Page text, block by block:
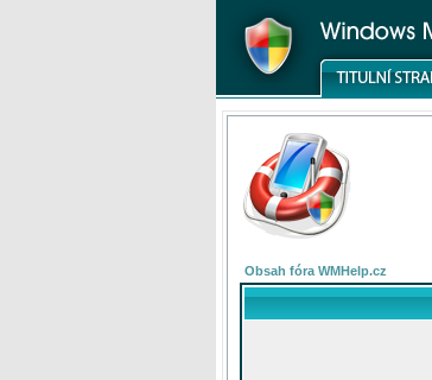
Obsah fóra WMHelp.cz